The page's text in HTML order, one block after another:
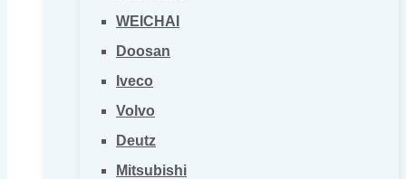
WEICHAI
Doosan
Iveco
Volvo
Deutz
Mitsubishi